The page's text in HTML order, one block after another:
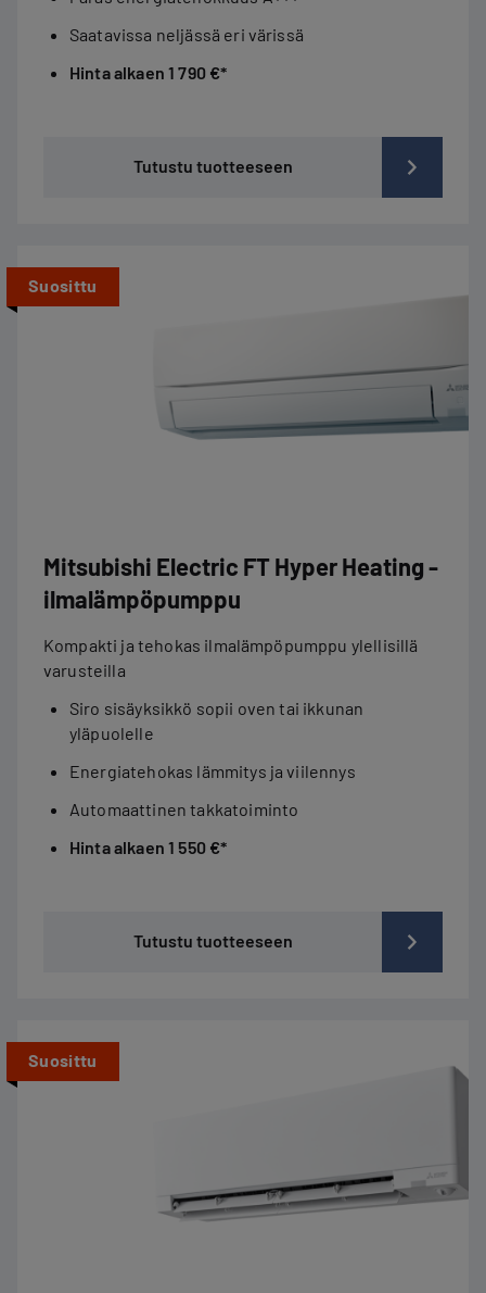
Saatavissa neljässä eri värissä
Hinta alkaen 1 790 €*
Tutustu tuotteeseen
Suosittu
Mitsubishi Electric FT Hyper Heating -
ilmalämpöpumppu
Kompakti ja tehokas ilmalämpöpumppu ylellisillä
varusteilla
Siro sisäyksikkö sopii oven tai ikkunan
yläpuolelle
Energiatehokas lämmitys ja viilennys
Automaattinen takkatoiminto
Hinta alkaen 1 550 €*
Tutustu tuotteeseen
Suosittu